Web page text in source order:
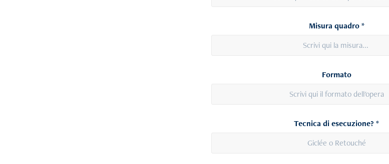
Misura quadro *
Formato
Tecnica di esecuzione? *